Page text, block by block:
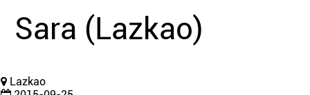
Sara (Lazkao)
Lazkao